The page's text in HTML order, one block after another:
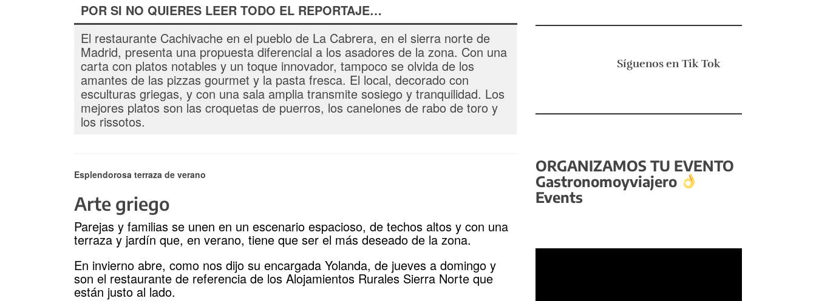
POR SI NO QUIERES LEER TODO EL REPORTAJE…
El restaurante Cachivache en el pueblo de La Cabrera, en el sierra norte de
Madrid, presenta una propuesta diferencial a los asadores de la zona. Con una
carta con platos notables y un toque innovador, tampoco se olvida de los
amantes de las pizzas gourmet y la pasta fresca. El local, decorado con
esculturas griegas, y con una sala amplia transmite sosiego y tranquilidad. Los
mejores platos son las croquetas de puerros, los canelones de rabo de toro y
los rissotos.
Esplendorosa terraza de verano
Arte griego
Parejas y familias se unen en un escenario espacioso, de techos altos y con una
terraza y jardín que, en verano, tiene que ser el más deseado de la zona.
En invierno abre, como nos dijo su encargada Yolanda, de jueves a domingo y
son el restaurante de referencia de los Alojamientos Rurales Sierra Norte que
están justo al lado.
Síguenos en Tik Tok
ORGANIZAMOS TU EVENTO
Gastronomoyviajero
Events